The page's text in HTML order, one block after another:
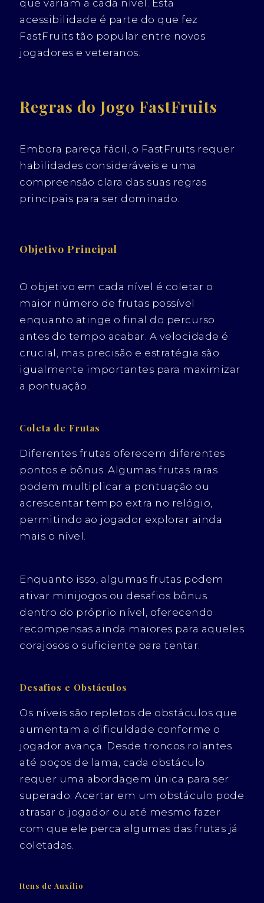
que variam a cada nível. Esta
acessibilidade é parte do que fez
FastFruits tão popular entre novos
jogadores e veteranos.
Regras do Jogo FastFruits
Embora pareça fácil, o FastFruits requer
habilidades consideráveis e uma
compreensão clara das suas regras
principais para ser dominado.
Objetivo Principal
O objetivo em cada nível é coletar o
maior número de frutas possível
enquanto atinge o final do percurso
antes do tempo acabar. A velocidade é
crucial, mas precisão e estratégia são
igualmente importantes para maximizar
a pontuação.
Coleta de Frutas
Diferentes frutas oferecem diferentes
pontos e bônus. Algumas frutas raras
podem multiplicar a pontuação ou
acrescentar tempo extra no relógio,
permitindo ao jogador explorar ainda
mais o nível.
Enquanto isso, algumas frutas podem
ativar minijogos ou desafios bônus
dentro do próprio nível, oferecendo
recompensas ainda maiores para aqueles
corajosos o suficiente para tentar.
Desafios e Obstáculos
Os níveis são repletos de obstáculos que
aumentam a dificuldade conforme o
jogador avança. Desde troncos rolantes
até poços de lama, cada obstáculo
requer uma abordagem única para ser
superado. Acertar em um obstáculo pode
atrasar o jogador ou até mesmo fazer
com que ele perca algumas das frutas já
coletadas.
Itens de Auxílio